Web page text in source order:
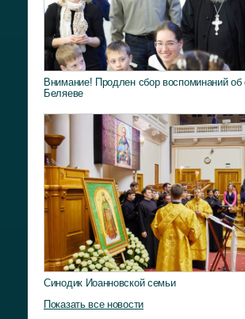
Внимание! Продлен сбор воспоминаний об
Беляеве
Синодик Иоанновской семьи
Показать все новости